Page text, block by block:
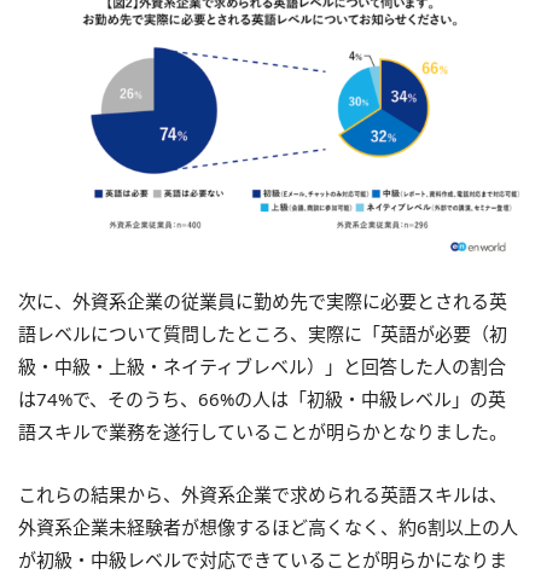
次に、外資系企業の従業員に勤め先で実際に必要とされる英
語レベルについて質問したところ、実際に「英語が必要（初
級・中級・上級・ネイティブレベル）」と回答した人の割合
は74%で、そのうち、66%の人は「初級・中級レベル」の英
語スキルで業務を遂行していることが明らかとなりました。
これらの結果から、外資系企業で求められる英語スキルは、
外資系企業未経験者が想像するほど高くなく、約6割以上の人
が初級・中級レベルで対応できていることが明らかになりま